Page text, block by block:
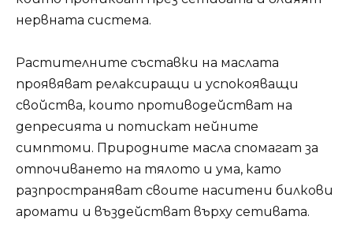
нервната система.
Растителните съставки на маслата
проявяват релаксиращи и успокояващи
свойства, които противодействат на
депресията и потискат нейните
симптоми. Природните масла спомагат за
отпочиването на тялото и ума, като
разпространяват своите наситени билкови
аромати и въздействат върху сетивата.